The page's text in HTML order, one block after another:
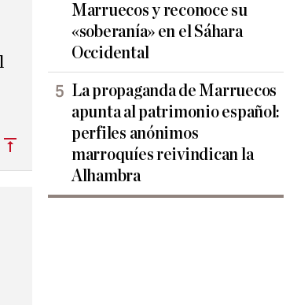
Marruecos y reconoce su
«soberanía» en el Sáhara
Occidental
La propaganda de Marruecos
apunta al patrimonio español:
perfiles anónimos
marroquíes reivindican la
Alhambra